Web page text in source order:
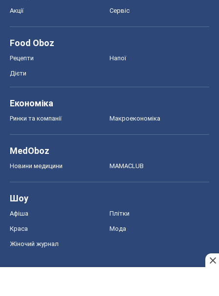
Акції Сервіс
Food Oboz
Рецепти Напої
Дієти
Економіка
Ринки та компанії Макроекономіка
MedOboz
Новини медицини MAMACLUB
Шоу
Афіша Плітки
Краса Мода
Жіночий журнал